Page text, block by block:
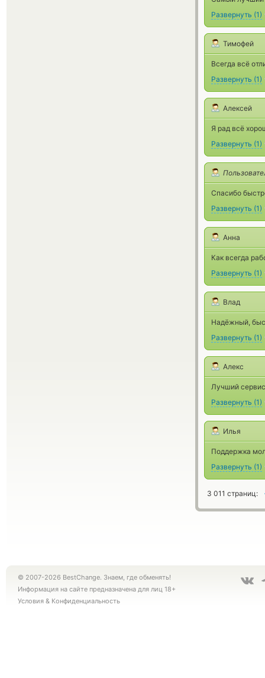
Развернуть (1)
Тимофей
Всегда всё
Развернуть (1)
Алексей
Я рад всё
Развернуть (1)
Спасибо
Развернуть (1)
Анна
Как всегда
Развернуть (1)
Влад
Надёжный,
Развернуть (1)
Алекс
Лучший
Развернуть (1)
Илья
Поддержка
Развернуть (1)
3 011 страниц:
© 2007-2026 BestChange. Знаем, где обменять!
Информация на сайте предназначена для лиц 18+
Условия & Конфиденциальность